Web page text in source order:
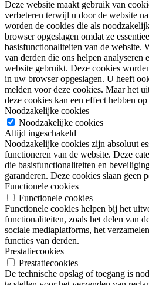
Deze website maakt gebruik van
verbeteren terwijl u door de website
worden de cookies die als
browser opgeslagen omdat ze
basisfunctionaliteiten van de website.
van derden die ons helpen analyseren
website gebruikt. Deze cookies
in uw browser opgeslagen. U heeft
melden voor deze cookies. Maar het
deze cookies kan een effect hebben
Noodzakelijke cookies
Noodzakelijke cookies
Altijd ingeschakeld
Noodzakelijke cookies zijn absoluut
functioneren van de website. Deze
die basisfunctionaliteiten en
garanderen. Deze cookies slaan geen
Functionele cookies
Functionele cookies
Functionele cookies helpen bij het
functionaliteiten, zoals het delen van
sociale mediaplatforms, het
functies van derden.
Prestatiecookies
Prestatiecookies
De technische opslag of toegang is